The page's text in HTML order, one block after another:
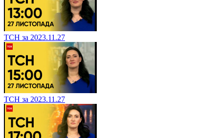
ТСН за 2023.11.27
ТСН за 2023.11.27